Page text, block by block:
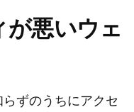
悪いウェ
ずのうちにアクセ